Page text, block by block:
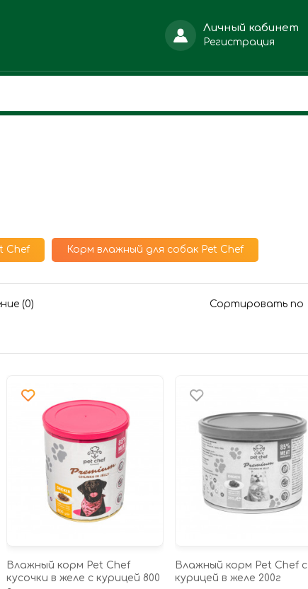
Личный кабинет
Регистрация
Chef Корм влажный для собак Pet Chef
(0) Сортировать по
Влажный корм Pet Chef
кусочки в желе с курицей 800
Влажный корм Pet Chef с
курицей в желе 200г